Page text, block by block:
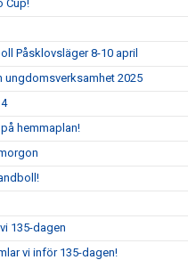
Cup!
Påsklovsläger 8-10 april
ungdomsverksamhet 2025
hemmaplan!
135-dagen
vi inför 135-dagen!